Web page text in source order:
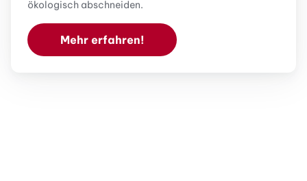
ökologisch abschneiden.
Mehr erfahren!